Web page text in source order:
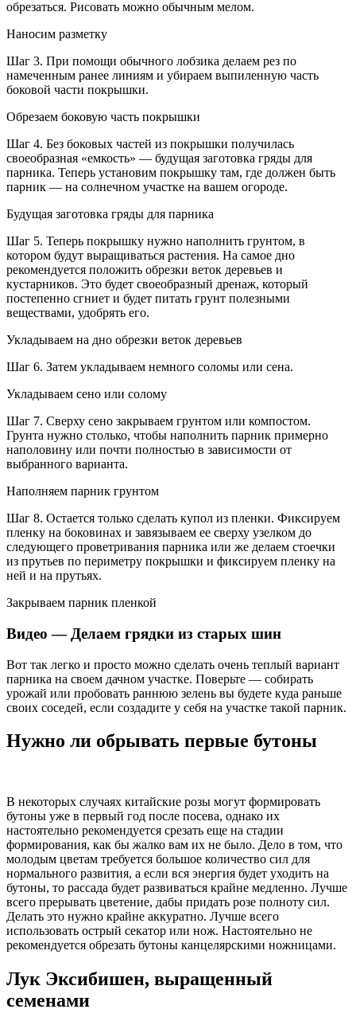
обрезаться. Рисовать можно обычным мелом.
Наносим разметку
Шаг 3. При помощи обычного лобзика делаем рез по
намеченным ранее линиям и убираем выпиленную часть
боковой части покрышки.
Обрезаем боковую часть покрышки
Шаг 4. Без боковых частей из покрышки получилась
своеобразная «емкость» — будущая заготовка гряды для
парника. Теперь установим покрышку там, где должен быть
парник — на солнечном участке на вашем огороде.
Будущая заготовка гряды для парника
Шаг 5. Теперь покрышку нужно наполнить грунтом, в
котором будут выращиваться растения. На самое дно
рекомендуется положить обрезки веток деревьев и
кустарников. Это будет своеобразный дренаж, который
постепенно сгниет и будет питать грунт полезными
веществами, удобрять его.
Укладываем на дно обрезки веток деревьев
Шаг 6. Затем укладываем немного соломы или сена.
Укладываем сено или солому
Шаг 7. Сверху сено закрываем грунтом или компостом.
Грунта нужно столько, чтобы наполнить парник примерно
наполовину или почти полностью в зависимости от
выбранного варианта.
Наполняем парник грунтом
Шаг 8. Остается только сделать купол из пленки. Фиксируем
пленку на боковинах и завязываем ее сверху узелком до
следующего проветривания парника или же делаем стоечки
из прутьев по периметру покрышки и фиксируем пленку на
ней и на прутьях.
Закрываем парник пленкой
Видео — Делаем грядки из старых шин
Вот так легко и просто можно сделать очень теплый вариант
парника на своем дачном участке. Поверьте — собирать
урожай или пробовать раннюю зелень вы будете куда раньше
своих соседей, если создадите у себя на участке такой парник.
Нужно ли обрывать первые бутоны
В некоторых случаях китайские розы могут формировать
бутоны уже в первый год после посева, однако их
настоятельно рекомендуется срезать еще на стадии
формирования, как бы жалко вам их не было. Дело в том, что
молодым цветам требуется большое количество сил для
нормального развития, а если вся энергия будет уходить на
бутоны, то рассада будет развиваться крайне медленно. Лучше
всего прерывать цветение, дабы придать розе полноту сил.
Делать это нужно крайне аккуратно. Лучше всего
использовать острый секатор или нож. Настоятельно не
рекомендуется обрезать бутоны канцелярскими ножницами.
Лук Эксибишен, выращенный
семенами